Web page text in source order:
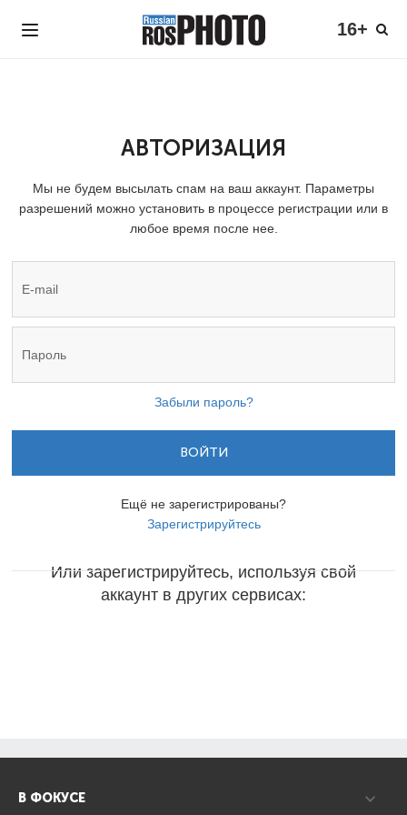
16+
АВТОРИЗАЦИЯ
Мы не будем высылать спам на ваш аккаунт. Параметры
разрешений можно установить в процессе регистрации или в
любое время после нее.
Забыли пароль?
ВОЙТИ
Ещё не зарегистрированы?
Зарегистрируйтесь
Или зарегистрируйтесь, используя свой
аккаунт в других сервисах:
В ФОКУСЕ